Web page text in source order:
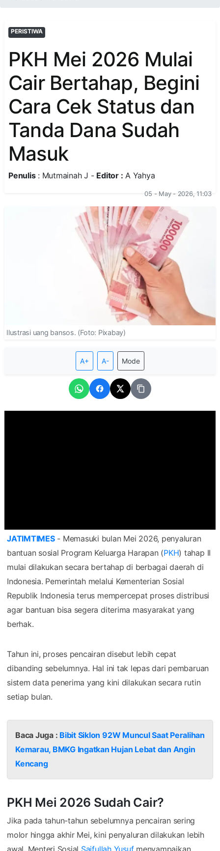
PERISTIWA
PKH Mei 2026 Mulai
Cair Bertahap, Begini
Cara Cek Status dan
Tanda Dana Sudah
Masuk
Penulis: Mutmainah J - Editor : A Yahya
05 - May - 2026, 11:03
Ilustrasi uang bansos. (Foto: Pixabay)
A+ A- Mode
JATIMTIMES- Memasuki bulan Mei 2026, penyaluran
bantuan sosial Program Keluarga Harapan (PKH) tahap II
mulai dilakukan secara bertahap di berbagai daerah di
Indonesia. Pemerintah melalui Kementerian Sosial
Republik Indonesia terus mempercepat proses distribusi
agar bantuan bisa segera diterima masyarakat yang
berhak.
Tahun ini, proses pencairan disebut lebih cepat
dibanding sebelumnya. Hal ini tak lepas dari pembaruan
sistem data penerima yang kini dilakukan secara rutin
setiap bulan.
Baca Juga : Bibit Siklon 92W Muncul Saat Peralihan
Kemarau, BMKG Ingatkan Hujan Lebat dan Angin
Kencang
PKH Mei 2026 Sudah Cair?
Jika pada tahun-tahun sebelumnya pencairan sering
molor hingga akhir Mei, kini penyaluran dilakukan lebih
awal. Menteri Sosial Saifullah Yusuf menyampaikan